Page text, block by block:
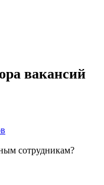
вакансий
сотрудникам?